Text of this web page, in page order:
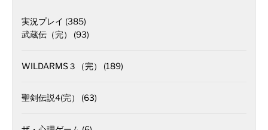
実況プレイ (385)
武蔵伝（完）
(93)
WILDARMS３（完） (189)
聖剣伝説4(完） (63)